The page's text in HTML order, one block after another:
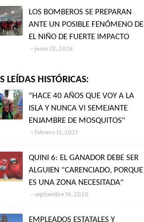
LOS BOMBEROS SE PREPARAN
ANTE UN POSIBLE FENÓMENO DE
EL NIÑO DE FUERTE IMPACTO
junio 22, 2026
LEÍDAS HISTÓRICAS:
"HACE 40 AÑOS QUE VOY A LA
ISLA Y NUNCA VI SEMEJANTE
ENJAMBRE DE MOSQUITOS"
febrero 12, 2021
QUINI 6: EL GANADOR DEBE SER
ALGUIEN "CARENCIADO, PORQUE
ES UNA ZONA NECESITADA"
septiembre 14, 2020
EMPLEADOS ESTATALES Y